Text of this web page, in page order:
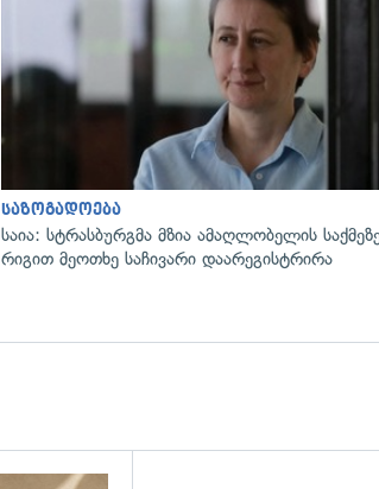
საზოგადოება
საია: სტრასბურგმა მზია ამაღლობელის
რიგით მეოთხე საჩივარი დაარეგისტრირა